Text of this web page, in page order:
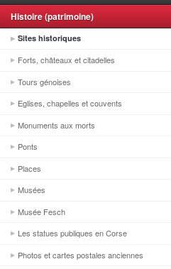
Histoire (patrimoine)
Sites historiques
Forts, châteaux et citadelles
Tours génoises
Eglises, chapelles et couvents
Monuments aux morts
Ponts
Places
Musées
Musée Fesch
Les statues publiques en Corse
Photos et cartes postales anciennes